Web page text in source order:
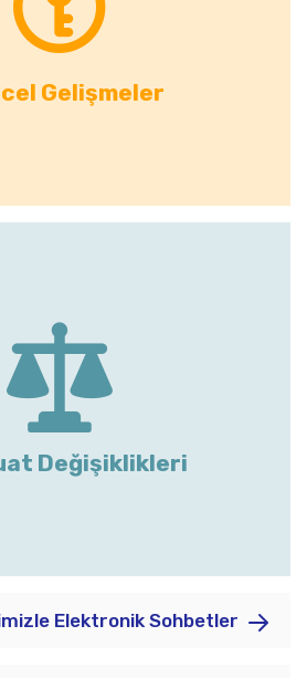
Gelişmeler
Değişiklikleri
Elektronik Sohbetler